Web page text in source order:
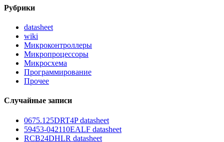
Рубрики
datasheet
wiki
Микроконтроллеры
Микропроцессоры
Микросхема
Программирование
Прочее
Случайные записи
0675.125DRT4P datasheet
59453-042110EALF datasheet
RCB24DHLR datasheet